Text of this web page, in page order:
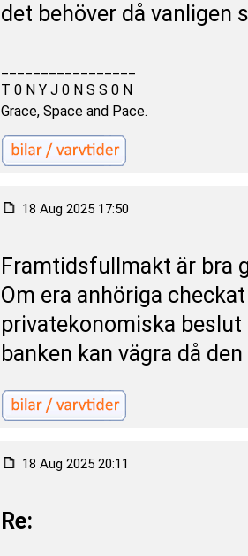
det behöver då vanligen
T 0 N Y J 0 N S S 0 N
Grace, Space and Pace.
18 Aug 2025 17:50
Framtidsfullmakt är bra
Om era anhöriga
privatekonomiska
banken kan vägra då
18 Aug 2025 20:11
Re: